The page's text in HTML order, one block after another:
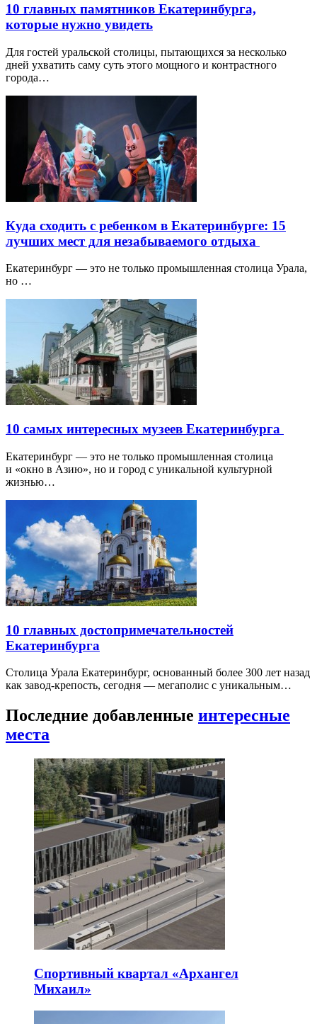
10 главных памятников Екатеринбурга,
которые нужно увидеть
Для гостей уральской столицы, пытающихся за несколько
дней ухватить саму суть этого мощного и контрастного
города…
Куда сходить с ребенком в Екатеринбурге: 15
лучших мест для незабываемого отдыха
Екатеринбург — это не только промышленная столица Урала,
но …
10 самых интересных музеев Екатеринбурга
Екатеринбург — это не только промышленная столица
и «окно в Азию», но и город с уникальной культурной
жизнью…
10 главных достопримечательностей
Екатеринбурга
Столица Урала Екатеринбург, основанный более 300 лет назад
как завод-крепость, сегодня — мегаполис с уникальным…
Последние добавленные интересные
места
Спортивный квартал «Архангел
Михаил»